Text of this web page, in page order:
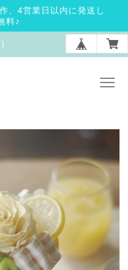
、4営業日以内に発送し
料♪